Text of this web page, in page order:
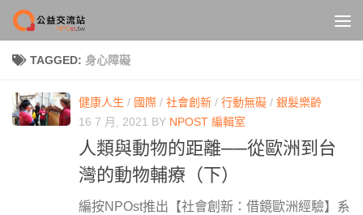
Skip to content
TAGGED: 身心障礙
健康人生 / 國際 / 社會創新 / 行動無礙 / 銀髮樂齡
16 7 月, 2021 BY NPOST 編輯室
人類與動物的距離──從歐洲到台
灣的動物輔療（下）
編按NPOst推出【社會創新：借鏡歐洲經驗】系